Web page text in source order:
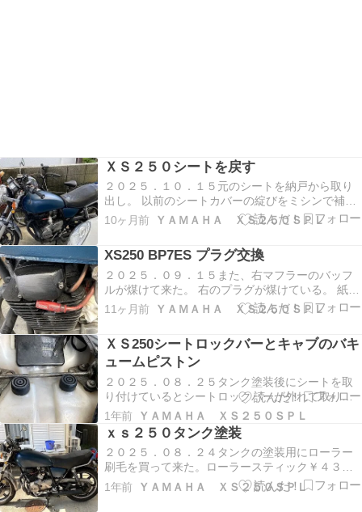
ＸＳ２５０シートを戻す
２０２５．１０．１５元のシートを納戸から取り
出し。 以前のシートカバーの綻びをミシンで補
修。 被せて見る。 ２０２５．１０．１６下のシー
トから自賠責と車両登録証を移設。 今年の６月に
が、前の方はそのままの厚みの為、プニプニして
柔らかすぎ…
10ヶ月前 ＹＡＭＡＨＡ ＸＳ２５０ＳＰＬ
XS250 BP7ES プラグ交換
２０２５．０９．１５また、右マフラーのバッフ
ルが煤けて来た。 右のプラグが煤けている。 紙や
すりで清掃。予備とする。 バッフルも清掃。 ２０
２５．０９．１５プラグ交換。前回交換は
６ｋｍ使用 ９月１１日に南海部品の近くを通…
11ヶ月前 ＹＡＭＡＨＡ ＸＳ２５０ＳＰＬ
ＸＳ250シートロックバーとキャブのバキ
ュームピストン
２０２５．０８．２５タンク塗装後にシートを取
り付けているとシートロックバーが外れて取り付
けていたが、何度かシートを取り付けようとする
がロックバーがすぐ外れたりして、固定が出来ず
ロックバーの向きも解らなくなったので今日は諦
めて、納戸の予備シートを確認するとロックバー
のフックが後ろ…
1年前 ＹＡＭＡＨＡ ＸＳ２５０ＳＰＬ
ｘｓ２５０タンク塗装
２０２５．０８．２４タンクの塗装用にローラー
刷毛を買って来た。ローラースティック￥４３７
仕上げ用ローラー刷毛￥５５８ ２０２５．０８．
２５塗装前 ４００番の耐水ペーパーで汚れ落と
1年前 ＹＡＭＡＨＡ ＸＳ２５０ＳＰＬ